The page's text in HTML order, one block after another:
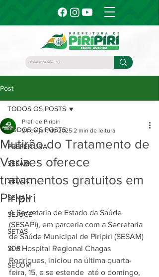
Post
TODOS OS POSTS
PREFEITURA
SESAM
SEDUC
SEMAM
SEJUCE
SETAS
SDR
SECOM
TODOS OS POSTS
Mutirão do Tratamento de
Varizes oferece
tratamentos gratuitos em
Piripiri
Pref. de Piripiri
24 de jan. de 2025 2 min de leitura
A Secretaria de Estado da Saúde
(SESAPI), em parceria com a Secretaria
de Saúde Municipal de Piripiri (SESAM)
e o Hospital Regional Chagas
Rodrigues, iniciou na última quarta-
feira, 15, e se estende  até o domingo,